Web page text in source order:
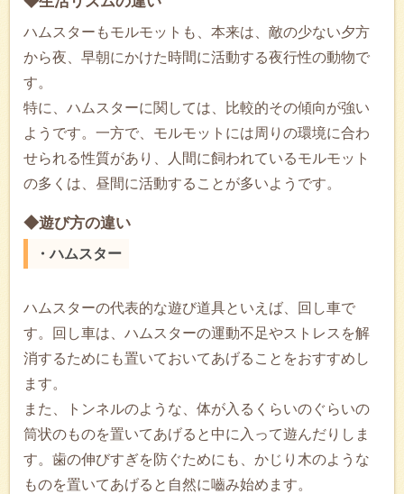
ハムスターもモルモットも、本来は、敵の少ない夕方
から夜、早朝にかけた時間に活動する夜行性の動物で
す。
特に、ハムスターに関しては、比較的その傾向が強い
ようです。一方で、モルモットには周りの環境に合わ
せられる性質があり、人間に飼われているモルモット
の多くは、昼間に活動することが多いようです。
◆遊び方の違い
・ハムスター
ハムスターの代表的な遊び道具といえば、回し車で
す。回し車は、ハムスターの運動不足やストレスを解
消するためにも置いておいてあげることをおすすめし
ます。
また、トンネルのような、体が入るくらいのぐらいの
筒状のものを置いてあげると中に入って遊んだりしま
す。歯の伸びすぎを防ぐためにも、かじり木のような
ものを置いてあげると自然に嚙み始めます。